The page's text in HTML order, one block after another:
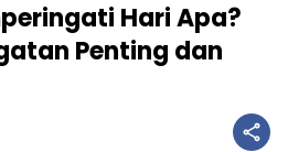
Hari Apa?
Penting dan